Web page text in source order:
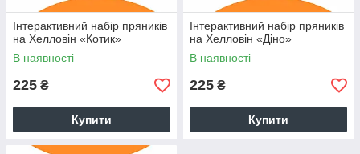
Інтерактивний набір пряників
на Хелловін «Котик»
В наявності
225 ₴
Купити
Інтерактивний набір пряників
на Хелловін «Діно»
В наявності
225 ₴
Купити